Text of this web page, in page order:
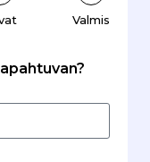
Valmis